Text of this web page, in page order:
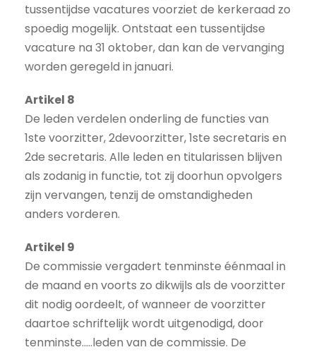
tussentijdse vacatures voorziet de kerkeraad zo
spoedig mogelijk. Ontstaat een tussentijdse
vacature na 31 oktober, dan kan de vervanging
worden geregeld in januari.
Artikel 8
De leden verdelen onderling de functies van
1ste voorzitter, 2devoorzitter, 1ste secretaris en
2de secretaris. Alle leden en titularissen blijven
als zodanig in functie, tot zij doorhun opvolgers
zijn vervangen, tenzij de omstandigheden
anders vorderen.
Artikel 9
De commissie vergadert tenminste éénmaal in
de maand en voorts zo dikwijls als de voorzitter
dit nodig oordeelt, of wanneer de voorzitter
daartoe schriftelijk wordt uitgenodigd, door
tenminste…..leden van de commissie. De